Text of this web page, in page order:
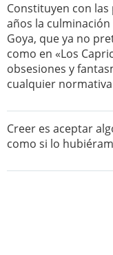
Constituyen con
años la
Goya, que ya no
como en «Los
obsesiones y
cualquier
Creer es aceptar
como si lo